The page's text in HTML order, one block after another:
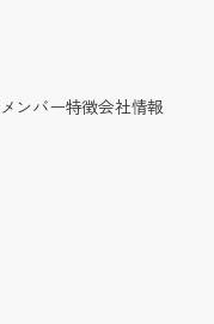
メンバー特徴会社情報